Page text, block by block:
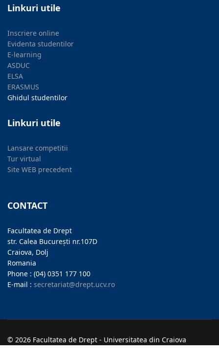
Linkuri utile
Inscriere online
Evidenta studentilor
E-learning
ASDUC
ELSA
ERASMUS
Ghidul studentilor
Linkuri utile
Lansare competitii
Tur virtual
Site WEB precedent
CONTACT
Facultatea de Drept
str. Calea București nr.107D
Craiova, Dolj
Romania
Phone : (04) 0351 177 100
E-mail : secretariat@drept.ucv.ro
© 2026 Facultatea de Drept - Universitatea din Craiova